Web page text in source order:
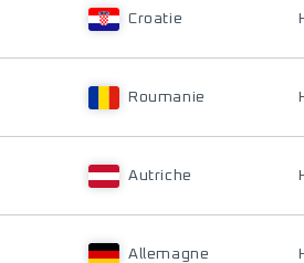
Croatie
Roumanie
Autriche
Allemagne